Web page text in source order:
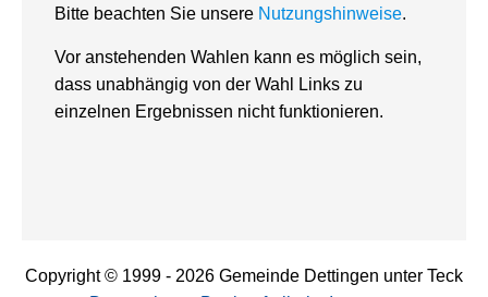
Bitte beachten Sie unsere Nutzungshinweise.
Vor anstehenden Wahlen kann es möglich sein,
dass unabhängig von der Wahl Links zu
einzelnen Ergebnissen nicht funktionieren.
Copyright © 1999 - 2026 Gemeinde Dettingen unter Teck